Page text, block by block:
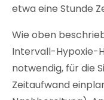
etwa eine Stunde
Wie oben
Intervall-Hypoxie-
notwendig, für die
Zeitaufwand